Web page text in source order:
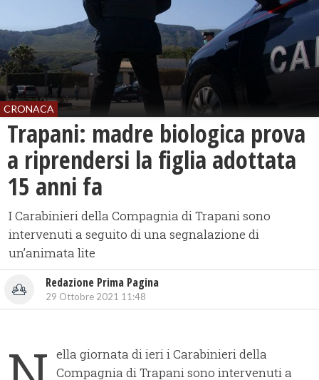
CRONACA
Trapani: madre biologica prova
a riprendersi la figlia adottata
15 anni fa
I Carabinieri della Compagnia di Trapani sono
intervenuti a seguito di una segnalazione di
un’animata lite
Redazione Prima Pagina
29 Ottobre 2021 11:48
ella giornata di ieri i Carabinieri della
Compagnia di Trapani sono intervenuti a